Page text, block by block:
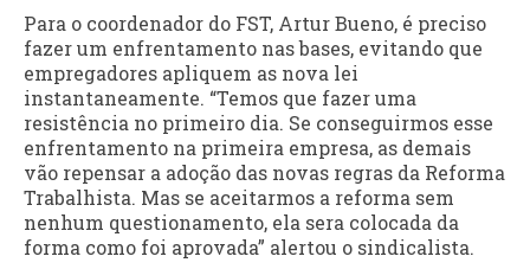
Para o coordenador do FST, Artur Bueno, é preciso
fazer um enfrentamento nas bases, evitando que
empregadores apliquem as nova lei
instantaneamente. “Temos que fazer uma
resistência no primeiro dia. Se conseguirmos esse
enfrentamento na primeira empresa, as demais
vão repensar a adoção das novas regras da Reforma
Trabalhista. Mas se aceitarmos a reforma sem
nenhum questionamento, ela sera colocada da
forma como foi aprovada” alertou o sindicalista.